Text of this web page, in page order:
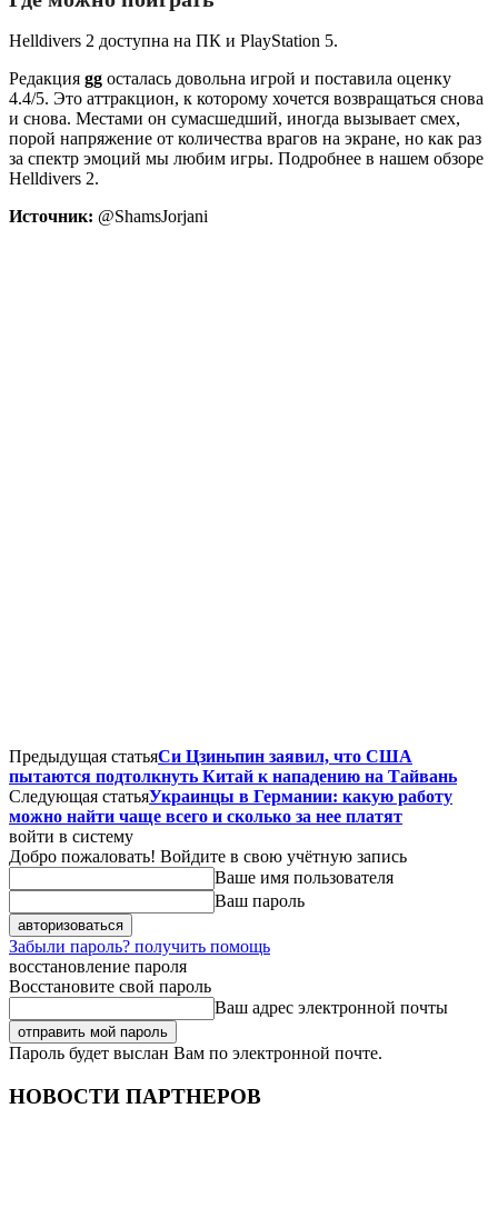
Helldivers 2 доступна на ПК и PlayStation 5.
Редакция gg осталась довольна игрой и поставила оценку
4.4/5. Это аттракцион, к которому хочется возвращаться снова
и снова. Местами он сумасшедший, иногда вызывает смех,
порой напряжение от количества врагов на экране, но как раз
за спектр эмоций мы любим игры. Подробнее в нашем обзоре
Helldivers 2.
Источник: @ShamsJorjani
Предыдущая статьяСи Цзиньпин заявил, что США
пытаются подтолкнуть Китай к нападению на Тайвань
Следующая статьяУкраинцы в Германии: какую работу
можно найти чаще всего и сколько за нее платят
войти в систему
Добро пожаловать! Войдите в свою учётную запись
Ваше имя пользователя
Ваш пароль
Забыли пароль? получить помощь
восстановление пароля
Восстановите свой пароль
Ваш адрес электронной почты
Пароль будет выслан Вам по электронной почте.
НОВОСТИ ПАРТНЕРОВ